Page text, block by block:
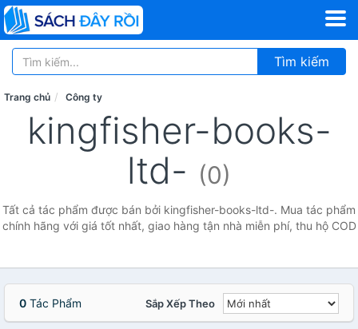
Tìm kiếm
Trang chủ Công ty
kingfisher-books-
ltd- (0)
Tất cả tác phẩm được bán bởi kingfisher-books-ltd-. Mua tác phẩm
chính hãng với giá tốt nhất, giao hàng tận nhà miễn phí, thu hộ COD
0 Tác Phẩm Sắp Xếp Theo